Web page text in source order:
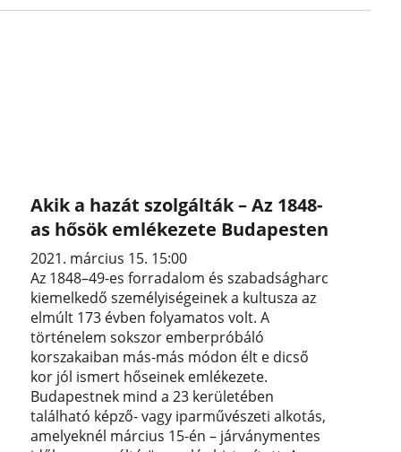
Akik a hazát szolgálták – Az 1848-
as hősök emlékezete Budapesten
2021. március 15. 15:00
Az 1848–49-es forradalom és szabadságharc
kiemelkedő személyiségeinek a kultusza az
elmúlt 173 évben folyamatos volt. A
történelem sokszor emberpróbáló
korszakaiban más-más módon élt e dicső
kor jól ismert hőseinek emlékezete.
Budapestnek mind a 23 kerületében
található képző- vagy iparművészeti alkotás,
amelyeknél március 15-én – járványmentes